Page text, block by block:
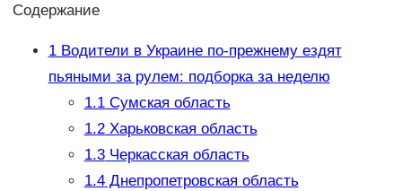
Содержание
1Водители в Украине по-прежнему ездят
пьяными за рулем: подборка за неделю
1.1Сумская область
1.2Харьковская область
1.3Черкасская область
1.4Днепропетровская область